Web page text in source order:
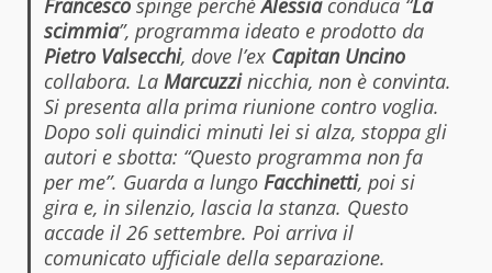
Francesco spinge perchéAlessiaconduca “La
scimmia”, programma ideato e prodotto da
Pietro Valsecchi, dove l’ex Capitan Uncino
collabora. La Marcuzzinicchia, non è convinta.
Si presenta alla prima riunione contro voglia.
Dopo soli quindici minuti lei si alza, stoppa gli
autori e sbotta: “Questo programma non fa
per me”. Guarda a lungo Facchinetti, poi si
gira e, in silenzio, lascia la stanza. Questo
accade il 26 settembre. Poi arriva il
comunicato ufficiale della separazione.